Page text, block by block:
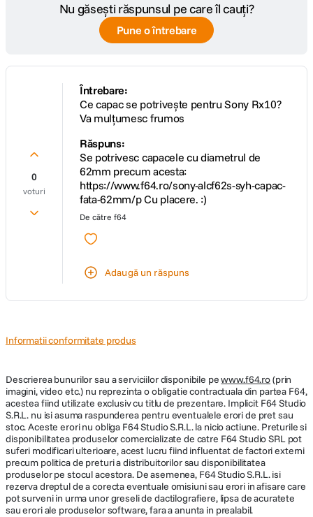
Nu găsești răspunsul pe care îl cauți?
Pune o întrebare
0
voturi
Întrebare:
Ce capac se potrivește pentru Sony Rx10?
Va mulțumesc frumos
Răspuns:
Se potrivesc capacele cu diametrul de
62mm precum acesta:
https://www.f64.ro/sony-alcf62s-syh-capac-
fata-62mm/p Cu placere. :)
De către f64
Adaugă un răspuns
Informatii conformitate produs
Descrierea bunurilor sau a serviciilor disponibile pewww.f64.ro(prin
imagini, video etc.) nu reprezinta o obligatie contractuala din partea F64,
acestea fiind utilizate exclusiv cu titlu de prezentare. Implicit F64 Studio
S.R.L. nu isi asuma raspunderea pentru eventualele erori de pret sau
stoc. Aceste erori nu obliga F64 Studio S.R.L. la nicio actiune. Preturile si
disponibilitatea produselor comercializate de catre F64 Studio SRL pot
suferi modificari ulterioare, acest lucru fiind influentat de factori externi
precum politica de preturi a distribuitorilor sau disponibilitatea
produselor pe stocul acestora. De asemenea, F64 Studio S.R.L. isi
rezerva dreptul de a corecta eventuale omisiuni sau erori in afisare care
pot surveni in urma unor greseli de dactilografiere, lipsa de acuratete
sau erori ale produselor software, fara a anunta in prealabil.